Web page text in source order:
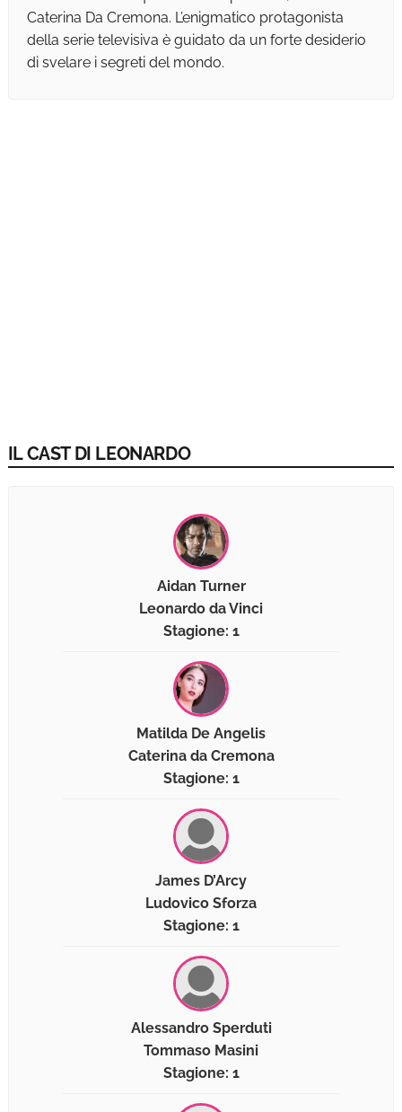
Caterina Da Cremona. L’enigmatico protagonista
della serie televisiva è guidato da un forte desiderio
di svelare i segreti del mondo.
IL CAST DI LEONARDO
Aidan Turner
Leonardo da Vinci
Stagione: 1
Matilda De Angelis
Caterina da Cremona
Stagione: 1
James D’Arcy
Ludovico Sforza
Stagione: 1
Alessandro Sperduti
Tommaso Masini
Stagione: 1